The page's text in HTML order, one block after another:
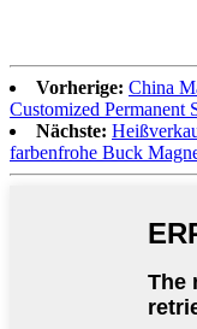
Vorherige: China
Customized Permanent
Nächste:
farbenfrohe Buck